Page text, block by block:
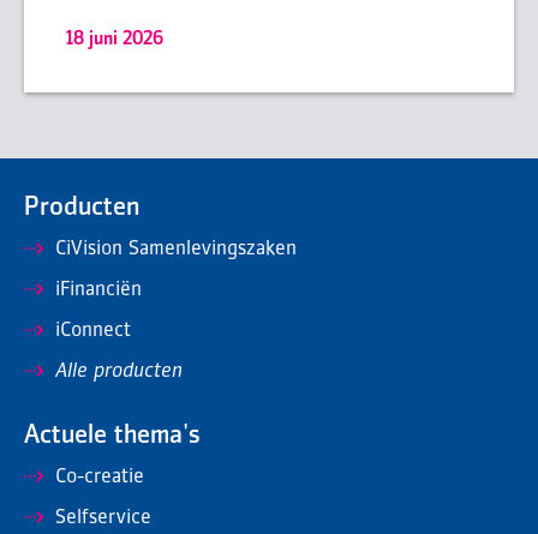
18 juni 2026
Producten
CiVision Samenlevingszaken
iFinanciën
iConnect
Alle producten
Actuele thema's
Co-creatie
Selfservice